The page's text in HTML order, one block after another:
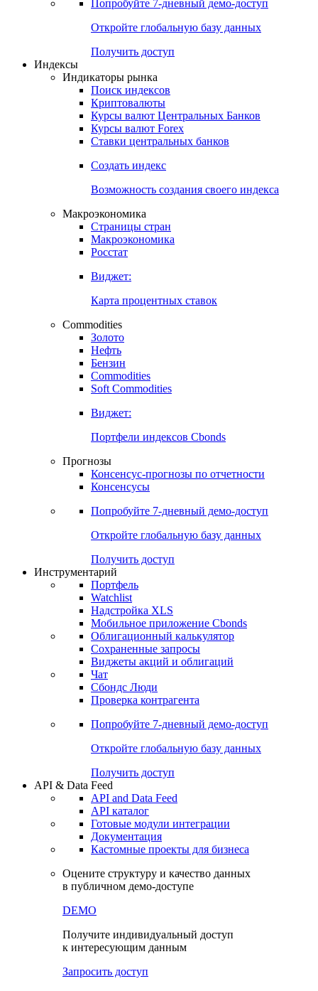
Попробуйте 7-дневный демо-доступ
Откройте глобальную базу данных
Получить доступ
Индексы
Индикаторы рынка
Поиск индексов
Криптовалюты
Курсы валют Центральных Банков
Курсы валют Forex
Ставки центральных банков
Создать индекс
Возможность создания своего индекса
Макроэкономика
Страницы стран
Макроэкономика
Росстат
Виджет:
Карта процентных ставок
Commodities
Золото
Нефть
Бензин
Commodities
Soft Commodities
Виджет:
Портфели индексов Cbonds
Прогнозы
Консенсус-прогнозы по отчетности
Консенсусы
Попробуйте 7-дневный демо-доступ
Откройте глобальную базу данных
Получить доступ
Инструментарий
Портфель
Watchlist
Надстройка XLS
Мобильное приложение Cbonds
Облигационный калькулятор
Сохраненные запросы
Виджеты акций и облигаций
Чат
Сбондс Люди
Проверка контрагента
Попробуйте 7-дневный демо-доступ
Откройте глобальную базу данных
Получить доступ
API & Data Feed
API and Data Feed
API каталог
Готовые модули интеграции
Документация
Кастомные проекты для бизнеса
Оцените структуру и качество данных
в публичном демо-доступе
DEMO
Получите индивидуальный доступ
к интересующим данным
Запросить доступ